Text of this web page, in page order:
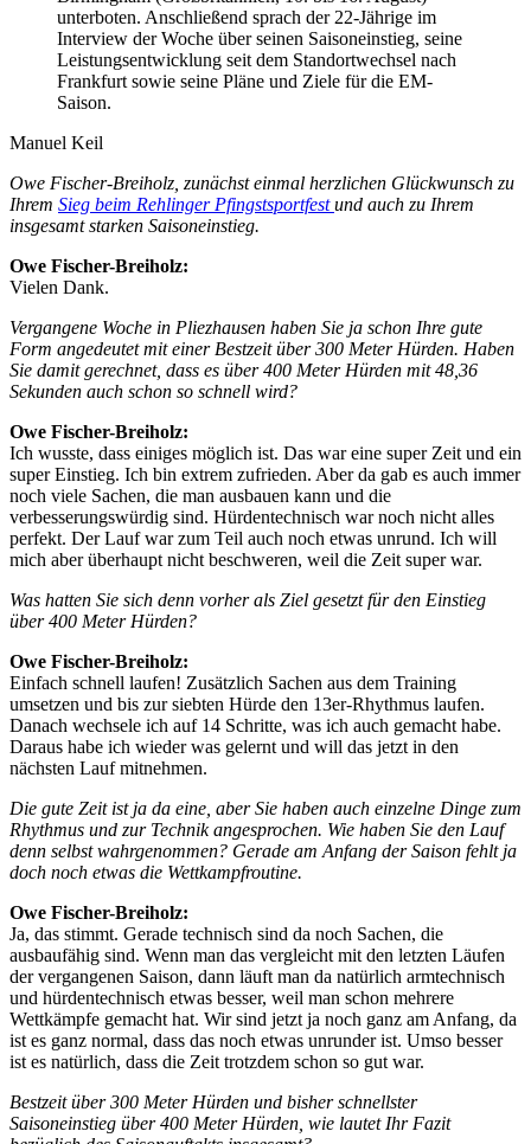
unterboten. Anschließend sprach der 22-Jährige im
Interview der Woche über seinen Saisoneinstieg, seine
Leistungsentwicklung seit dem Standortwechsel nach
Frankfurt sowie seine Pläne und Ziele für die EM-
Saison.
Manuel Keil
Owe Fischer-Breiholz, zunächst einmal herzlichen Glückwunsch zu
Ihrem Sieg beim Rehlinger Pfingstsportfestund auch zu Ihrem
insgesamt starken Saisoneinstieg.
Owe Fischer-Breiholz:
Vielen Dank.
Vergangene Woche in Pliezhausen haben Sie ja schon Ihre gute
Form angedeutet mit einer Bestzeit über 300 Meter Hürden. Haben
Sie damit gerechnet, dass es über 400 Meter Hürden mit 48,36
Sekunden auch schon so schnell wird?
Owe Fischer-Breiholz:
Ich wusste, dass einiges möglich ist. Das war eine super Zeit und ein
super Einstieg. Ich bin extrem zufrieden. Aber da gab es auch immer
noch viele Sachen, die man ausbauen kann und die
verbesserungswürdig sind. Hürdentechnisch war noch nicht alles
perfekt. Der Lauf war zum Teil auch noch etwas unrund. Ich will
mich aber überhaupt nicht beschweren, weil die Zeit super war.
Was hatten Sie sich denn vorher als Ziel gesetzt für den Einstieg
über 400 Meter Hürden?
Owe Fischer-Breiholz:
Einfach schnell laufen! Zusätzlich Sachen aus dem Training
umsetzen und bis zur siebten Hürde den 13er-Rhythmus laufen.
Danach wechsele ich auf 14 Schritte, was ich auch gemacht habe.
Daraus habe ich wieder was gelernt und will das jetzt in den
nächsten Lauf mitnehmen.
Die gute Zeit ist ja da eine, aber Sie haben auch einzelne Dinge zum
Rhythmus und zur Technik angesprochen. Wie haben Sie den Lauf
denn selbst wahrgenommen? Gerade am Anfang der Saison fehlt ja
doch noch etwas die Wettkampfroutine.
Owe Fischer-Breiholz:
Ja, das stimmt. Gerade technisch sind da noch Sachen, die
ausbaufähig sind. Wenn man das vergleicht mit den letzten Läufen
der vergangenen Saison, dann läuft man da natürlich armtechnisch
und hürdentechnisch etwas besser, weil man schon mehrere
Wettkämpfe gemacht hat. Wir sind jetzt ja noch ganz am Anfang, da
ist es ganz normal, dass das noch etwas unrunder ist. Umso besser
ist es natürlich, dass die Zeit trotzdem schon so gut war.
Bestzeit über 300 Meter Hürden und bisher schnellster
Saisoneinstieg über 400 Meter Hürden, wie lautet Ihr Fazit